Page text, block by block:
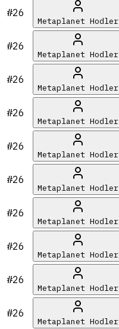
#26
Metaplanet Hodler
#26
Metaplanet Hodler
#26
Metaplanet Hodler
#26
Metaplanet Hodler
#26
Metaplanet Hodler
#26
Metaplanet Hodler
#26
Metaplanet Hodler
#26
Metaplanet Hodler
#26
Metaplanet Hodler
#26
Metaplanet Hodler